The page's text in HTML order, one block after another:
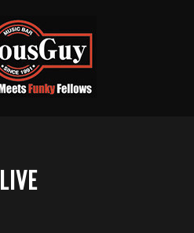
LIVE